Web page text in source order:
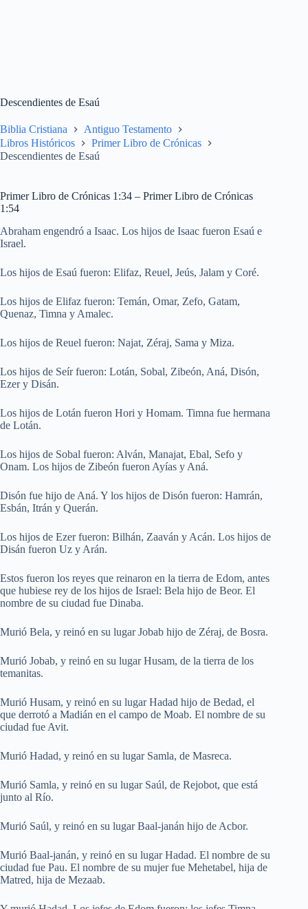
Descendientes de Esaú
Biblia Cristiana
Antiguo Testamento
Libros Históricos
Primer Libro de Crónicas
Descendientes de Esaú
Primer Libro de Crónicas 1:34 – Primer Libro de Crónicas
1:54
Abraham engendró a Isaac. Los hijos de Isaac fueron Esaú e
Israel.
Los hijos de Esaú fueron: Elifaz, Reuel, Jeús, Jalam y Coré.
Los hijos de Elifaz fueron: Temán, Omar, Zefo, Gatam,
Quenaz, Timna y Amalec.
Los hijos de Reuel fueron: Najat, Zéraj, Sama y Miza.
Los hijos de Seír fueron: Lotán, Sobal, Zibeón, Aná, Disón,
Ezer y Disán.
Los hijos de Lotán fueron Hori y Homam. Timna fue hermana
de Lotán.
Los hijos de Sobal fueron: Alván, Manajat, Ebal, Sefo y
Onam. Los hijos de Zibeón fueron Ayías y Aná.
Disón fue hijo de Aná. Y los hijos de Disón fueron: Hamrán,
Esbán, Itrán y Querán.
Los hijos de Ezer fueron: Bilhán, Zaaván y Acán. Los hijos de
Disán fueron Uz y Arán.
Estos fueron los reyes que reinaron en la tierra de Edom, antes
que hubiese rey de los hijos de Israel: Bela hijo de Beor. El
nombre de su ciudad fue Dinaba.
Murió Bela, y reinó en su lugar Jobab hijo de Zéraj, de Bosra.
Murió Jobab, y reinó en su lugar Husam, de la tierra de los
temanitas.
Murió Husam, y reinó en su lugar Hadad hijo de Bedad, el
que derrotó a Madián en el campo de Moab. El nombre de su
ciudad fue Avit.
Murió Hadad, y reinó en su lugar Samla, de Masreca.
Murió Samla, y reinó en su lugar Saúl, de Rejobot, que está
junto al Río.
Murió Saúl, y reinó en su lugar Baal-janán hijo de Acbor.
Murió Baal-janán, y reinó en su lugar Hadad. El nombre de su
ciudad fue Pau. El nombre de su mujer fue Mehetabel, hija de
Matred, hija de Mezaab.